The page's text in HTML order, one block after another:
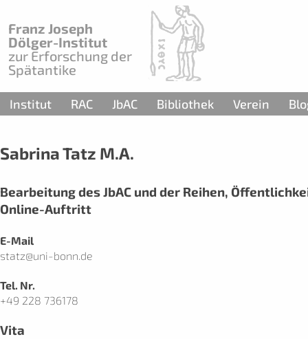
Franz Joseph
Dölger-Institut
zur Erforschung der
Spätantike
Institut RAC JbAC Bibliothek Verein
Sabrina Tatz M.A.
Bearbeitung des JbAC und der Reihen,
Online-Auftritt
E-Mail
statz@uni-bonn.de
Tel. Nr.
+49 228 736178
Vita